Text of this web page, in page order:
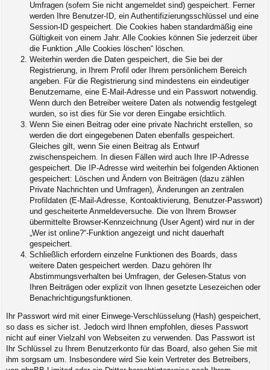
Umfragen (sofern Sie nicht angemeldet sind) gespeichert. Ferner
werden Ihre Benutzer-ID, ein Authentifizierungsschlüssel und eine
Session-ID gespeichert. Die Cookies haben standardmäßig eine
Gültigkeit von einem Jahr. Alle Cookies können Sie jederzeit über
die Funktion „Alle Cookies löschen“ löschen.
Weiterhin werden die Daten gespeichert, die Sie bei der
Registrierung, in Ihrem Profil oder Ihrem persönlichem Bereich
angeben. Für die Registrierung sind mindestens ein eindeutiger
Benutzername, eine E-Mail-Adresse und ein Passwort notwendig.
Wenn durch den Betreiber weitere Daten als notwendig festgelegt
wurden, so ist dies für Sie vor deren Eingabe ersichtlich.
Wenn Sie einen Beitrag oder eine private Nachricht erstellen, so
werden die dort eingegebenen Daten ebenfalls gespeichert.
Gleiches gilt, wenn Sie einen Beitrag als Entwurf
zwischenspeichern. In diesen Fällen wird auch Ihre IP-Adresse
gespeichert. Die IP-Adresse wird weiterhin bei folgenden Aktionen
gespeichert: Löschen und Ändern von Beiträgen (dazu zählen
Private Nachrichten und Umfragen), Änderungen an zentralen
Profildaten (E-Mail-Adresse, Kontoaktivierung, Benutzer-Passwort)
und gescheiterte Anmeldeversuche. Die von Ihrem Browser
übermittelte Browser-Kennzeichnung (User Agent) wird nur in der
„Wer ist online?“-Funktion angezeigt und nicht dauerhaft
gespeichert.
Schließlich erfordern einzelne Funktionen des Boards, dass
weitere Daten gespeichert werden. Dazu gehören Ihr
Abstimmungsverhalten bei Umfragen, der Gelesen-Status von
Ihren Beiträgen oder explizit von Ihnen gesetzte Lesezeichen oder
Benachrichtigungsfunktionen.
Ihr Passwort wird mit einer Einwege-Verschlüsselung (Hash) gespeichert,
so dass es sicher ist. Jedoch wird Ihnen empfohlen, dieses Passwort
nicht auf einer Vielzahl von Webseiten zu verwenden. Das Passwort ist
Ihr Schlüssel zu Ihrem Benutzerkonto für das Board, also gehen Sie mit
ihm sorgsam um. Insbesondere wird Sie kein Vertreter des Betreibers,